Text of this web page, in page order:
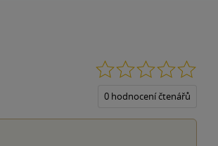
0 hodnocení čtenářů